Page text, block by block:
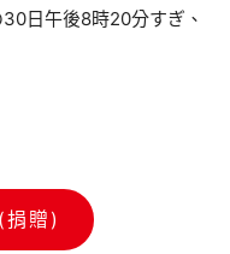
日午後8時20分すぎ、
贈)